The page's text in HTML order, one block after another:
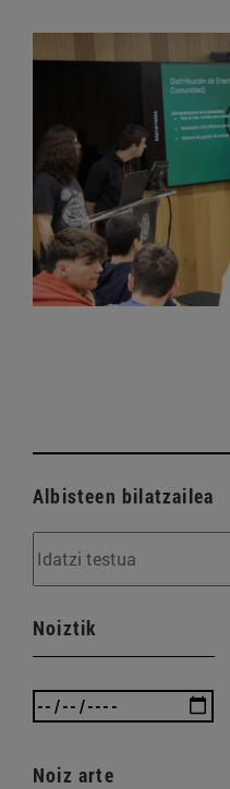
Albisteen bilatzailea
Noiztik
Noiz arte